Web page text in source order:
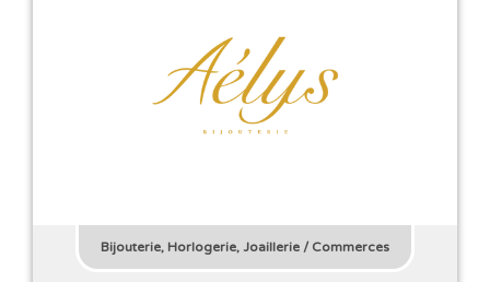
Bijouterie, Horlogerie, Joaillerie / Commerces